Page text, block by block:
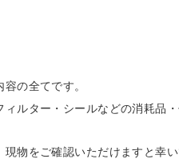
の全てです。
ルター・シールなどの消耗品
物をご確認いただけますと幸い